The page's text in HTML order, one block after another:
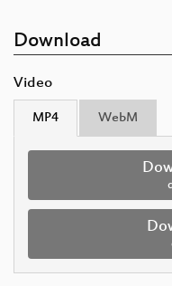
Download
Video
MP4 WebM